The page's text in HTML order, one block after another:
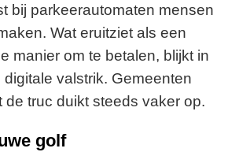
bij parkeerautomaten mensen
Wat eruitziet als een
manier om te betalen, blijkt in
valstrik. Gemeenten
de truc duikt steeds vaker op.
golf